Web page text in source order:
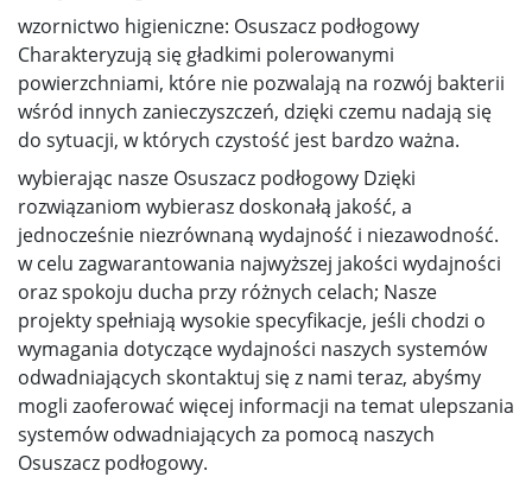
wzornictwo higieniczne: Osuszacz podłogowy
Charakteryzują się gładkimi polerowanymi
powierzchniami, które nie pozwalają na rozwój bakterii
wśród innych zanieczyszczeń, dzięki czemu nadają się
do sytuacji, w których czystość jest bardzo ważna.
wybierając nasze Osuszacz podłogowy Dzięki
rozwiązaniom wybierasz doskonałą jakość, a
jednocześnie niezrównaną wydajność i niezawodność.
w celu zagwarantowania najwyższej jakości wydajności
oraz spokoju ducha przy różnych celach; Nasze
projekty spełniają wysokie specyfikacje, jeśli chodzi o
wymagania dotyczące wydajności naszych systemów
odwadniających skontaktuj się z nami teraz, abyśmy
mogli zaoferować więcej informacji na temat ulepszania
systemów odwadniających za pomocą naszych
Osuszacz podłogowy.